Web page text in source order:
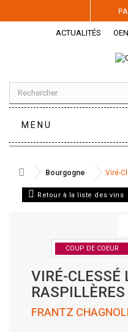
ACTUALITÉS
MENU
Bourgogne Viré-
Retour à la liste des vins
COUP DE COEUR
VIRÉ-CLESSÉ
FRANTZ